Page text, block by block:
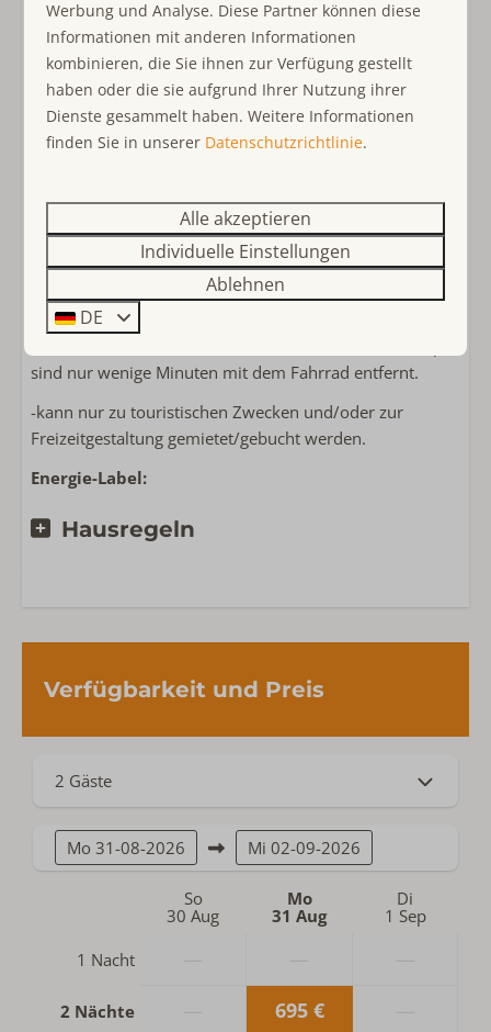
Handtücher inklusive
Badezimmer im Erdgeschoss
Regenschauer
Begehbare Dusche
Föhn
Separate Toilette
Einzelbett: 6
Bettwäsche inklusive
Schlafzimmer im Erdgeschoss
Kinderfreundlich
kinderfreundlich
Treppenschutzgitter
Kinderhochstuhl
Lage Unterkunft
Freistehende Unterkunft im Ferienpark
einen wunderschönen Panoramablick!
Der große Garten befindet sich im Südwesten und bietet
aufgrund des kompletten Zauns viel Privatsphäre.
Im Erdgeschoss befinden sich 2 Schlafzimmer mit jeweils
2 Betten.
mit einem Doppelbett und ein Zimmer mit 2
Einzelbetten.
Das Badezimmer mit Waschbecken und Duschkabine
befindet sich neben dem Flur. Die Toilette ist separat.
sind nur wenige Minuten mit dem Fahrrad entfernt.
-kann nur zu touristischen Zwecken und/oder zur
Freizeitgestaltung gemietet/gebucht werden.
Energie-Label:
Hausregeln
Verfügbarkeit und Preis
2 Gäste
Mo 31-08-2026 Mi 02-09-2026
So
30 Aug
Mo
31 Aug
Di
1 Sep
1 Nacht
2 Nächte 695 €
Werbung und Analyse. Diese Partner können diese
Informationen mit anderen Informationen
kombinieren, die Sie ihnen zur Verfügung gestellt
haben oder die sie aufgrund Ihrer Nutzung ihrer
Dienste gesammelt haben. Weitere Informationen
finden Sie in unserer Datenschutzrichtlinie.
Alle akzeptieren
Individuelle Einstellungen
Ablehnen
DE